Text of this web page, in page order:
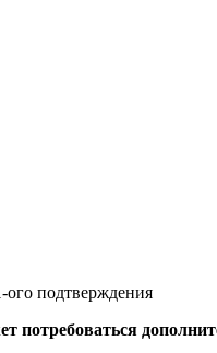
ого подтверждения